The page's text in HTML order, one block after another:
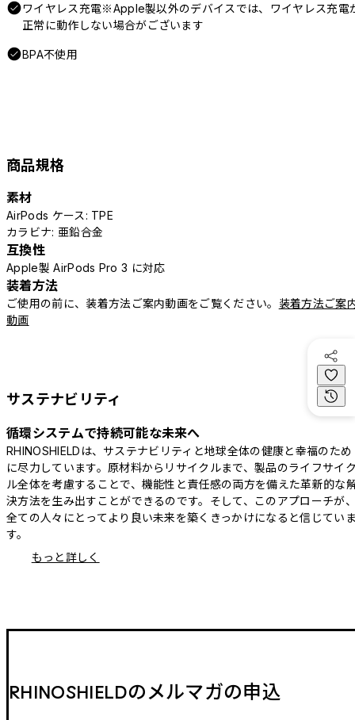
ワイヤレス充電※Apple製以外のデバイスでは、ワイヤレス充電
正常に動作しない場合がございます
BPA不使用
商品規格
素材
AirPods ケース: TPE
カラビナ: 亜鉛合金
互換性
Apple製 AirPods Pro 3 に対応
装着方法
ご使用の前に、装着方法ご案内動画をご覧ください。 装着方法ご案
動画
サステナビリティ
循環システムで持続可能な未来へ
RHINOSHIELDは、サステナビリティと地球全体の健康と幸福のため
に尽力しています。原材料からリサイクルまで、製品のライフサイ
ル全体を考慮することで、機能性と責任感の両方を備えた革新的な
決方法を生み出すことができるのです。そして、このアプローチが
全ての人々にとってより良い未来を築くきっかけになると信じてい
す。
もっと詳しく
RHINOSHIELDのメルマガの申込